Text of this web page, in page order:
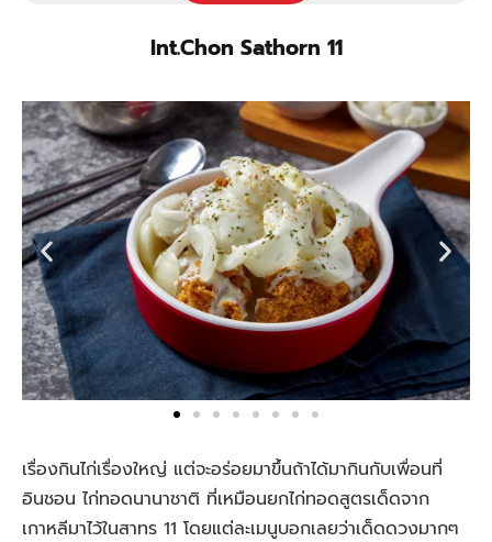
Int.Chon Sathorn 11
เรื่องกินไก่เรื่องใหญ่ แต่จะอร่อยมาขึ้นถ้าได้มากินกับเพื่อนที่
อินชอน ไก่ทอดนานาชาติ ที่เหมือนยกไก่ทอดสูตรเด็ดจาก
เกาหลีมาไว้ในสาทร 11 โดยแต่ละเมนูบอกเลยว่าเด็ดดวงมากๆ